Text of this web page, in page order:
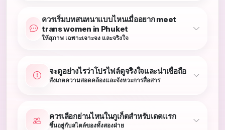
ควรเริ่มบทสนทนาแบบไหนเมื่ออยาก meet
trans women in Phuket
ให้สุภาพ เฉพาะเจาะจง และจริงใจ
จะดูอย่างไรว่าโปรไฟล์ดูจริงใจและน่าเชื่อถือ
สังเกตความสอดคล้องและจังหวะการสื่อสาร
ควรเลือกย่านไหนในภูเก็ตสำหรับเดตแรก
ขึ้นอยู่กับสไตล์ของทั้งสองฝ่าย